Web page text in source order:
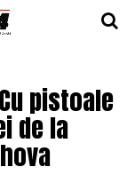
pistoale
de la